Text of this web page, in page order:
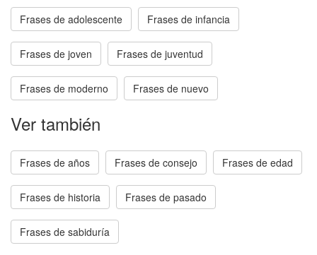
Frases de adolescente Frases de infancia
Frases de joven Frases de juventud
Frases de moderno Frases de nuevo
Ver también
Frases de años Frases de consejo Frases de edad
Frases de historia Frases de pasado
Frases de sabiduría